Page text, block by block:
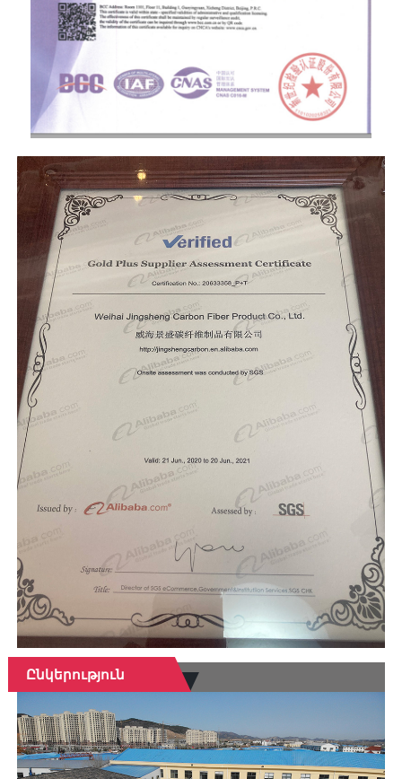
Ընկերություն